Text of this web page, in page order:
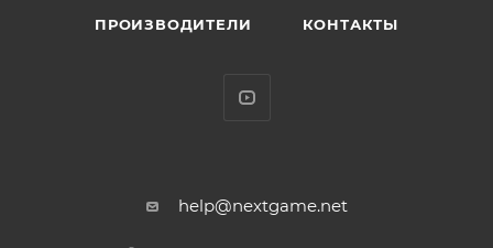
ПРОИЗВОДИТЕЛИ КОНТАКТЫ
help@nextgame.net